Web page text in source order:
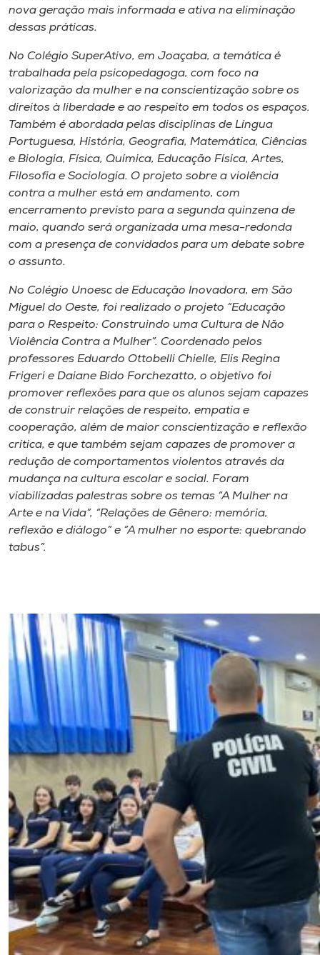
nova geração mais informada e ativa na eliminação
dessas práticas.
No Colégio SuperAtivo, em Joaçaba, a temática é
trabalhada pela psicopedagoga, com foco na
valorização da mulher e na conscientização sobre os
direitos à liberdade e ao respeito em todos os espaços.
Também é abordada pelas disciplinas de Língua
Portuguesa, História, Geografia, Matemática, Ciências
e Biologia, Física, Química, Educação Física, Artes,
Filosofia e Sociologia. O projeto sobre a violência
contra a mulher está em andamento, com
encerramento previsto para a segunda quinzena de
maio, quando será organizada uma mesa-redonda
com a presença de convidados para um debate sobre
o assunto.
No Colégio Unoesc de Educação Inovadora, em São
Miguel do Oeste, foi realizado o projeto “Educação
para o Respeito: Construindo uma Cultura de Não
Violência Contra a Mulher”. Coordenado pelos
professores Eduardo Ottobelli Chielle, Elis Regina
Frigeri e Daiane Bido Forchezatto, o objetivo foi
promover reflexões para que os alunos sejam capazes
de construir relações de respeito, empatia e
cooperação, além de maior conscientização e reflexão
crítica, e que também sejam capazes de promover a
redução de comportamentos violentos através da
mudança na cultura escolar e social. Foram
viabilizadas palestras sobre os temas “A Mulher na
Arte e na Vida”, “Relações de Gênero: memória,
reflexão e diálogo” e “A mulher no esporte: quebrando
tabus”.